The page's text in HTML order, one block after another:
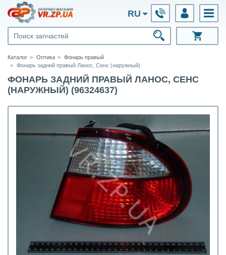
RU
Каталог Оптика
Фонарь правый
Фонарь задний правый Ланос, Сенс (наружный)
ФОНАРЬ ЗАДНИЙ ПРАВЫЙ ЛАНОС, СЕНС
(НАРУЖНЫЙ) (96324637)